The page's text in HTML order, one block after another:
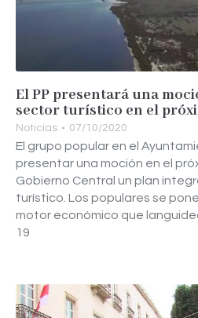
El PP presentará una
sector turístico en el
Noticias 07/10/2020
El grupo popular en el
presentar una moción en el
Gobierno Central un plan
turístico. Los populares se
motor económico que
19